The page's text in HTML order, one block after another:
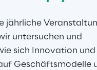
jährliche
untersuchen und
sich Innovation und
Geschäftsmodelle